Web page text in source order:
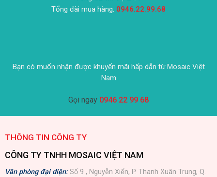
Tổng đài mua hàng: 0946.22.99.68
Bạn có muốn nhận được khuyến mãi hấp dẫn từ Mosaic Việt
Nam
Gọi ngay 0946 22 99 68
THÔNG TIN CÔNG TY
CÔNG TY TNHH MOSAIC VIỆT NAM
Văn phòng đại diện:Số 9 , Nguyễn Xiển, P. Thanh Xuân Trung, Q.